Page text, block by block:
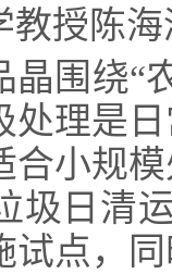
授陈海
晶围绕“
处理是
合小规
圾日清
试点，